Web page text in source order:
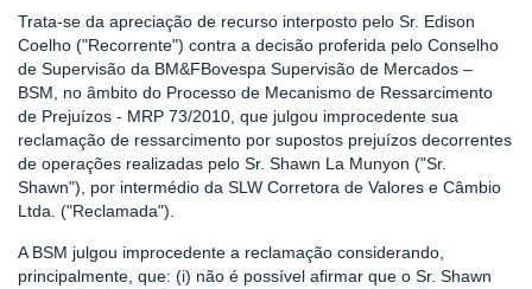
Trata-se da apreciação de recurso interposto pelo Sr. Edison
Coelho ("Recorrente") contra a decisão proferida pelo Conselho
de Supervisão da BM&FBovespa Supervisão de Mercados –
BSM, no âmbito do Processo de Mecanismo de Ressarcimento
de Prejuízos - MRP 73/2010, que julgou improcedente sua
reclamação de ressarcimento por supostos prejuízos decorrentes
de operações realizadas pelo Sr. Shawn La Munyon ("Sr.
Shawn"), por intermédio da SLW Corretora de Valores e Câmbio
Ltda. ("Reclamada").
A BSM julgou improcedente a reclamação considerando,
principalmente, que: (i) não é possível afirmar que o Sr. Shawn